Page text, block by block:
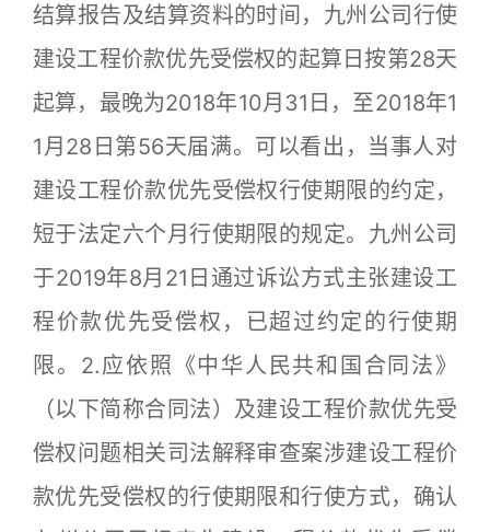
结算报告及结算资料的时间，九州公司行使
建设工程价款优先受偿权的起算日按第28天
起算，最晚为2018年10月31日，至2018年1
1月28日第56天届满。可以看出，当事人对
建设工程价款优先受偿权行使期限的约定，
短于法定六个月行使期限的规定。九州公司
于2019年8月21日通过诉讼方式主张建设工
程价款优先受偿权，已超过约定的行使期
限。2.应依照《中华人民共和国合同法》
（以下简称合同法）及建设工程价款优先受
偿权问题相关司法解释审查案涉建设工程价
款优先受偿权的行使期限和行使方式，确认